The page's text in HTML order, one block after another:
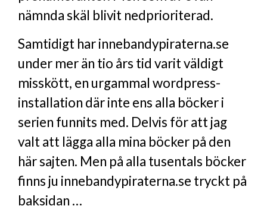
nämnda skäl blivit nedprioriterad.
Samtidigt har innebandypiraterna.se
under mer än tio års tid varit väldigt
misskött, en urgammal wordpress-
installation där inte ens alla böcker i
serien funnits med. Delvis för att jag
valt att lägga alla mina böcker på den
här sajten. Men på alla tusentals böcker
finns ju innebandypiraterna.se tryckt på
baksidan …